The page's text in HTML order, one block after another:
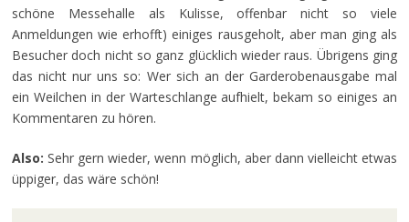
schöne Messehalle als Kulisse, offenbar nicht so viele
Anmeldungen wie erhofft) einiges rausgeholt, aber man ging als
Besucher doch nicht so ganz glücklich wieder raus. Übrigens ging
das nicht nur uns so: Wer sich an der Garderobenausgabe mal
ein Weilchen in der Warteschlange aufhielt, bekam so einiges an
Kommentaren zu hören.
Also: Sehr gern wieder, wenn möglich, aber dann vielleicht etwas
üppiger, das wäre schön!